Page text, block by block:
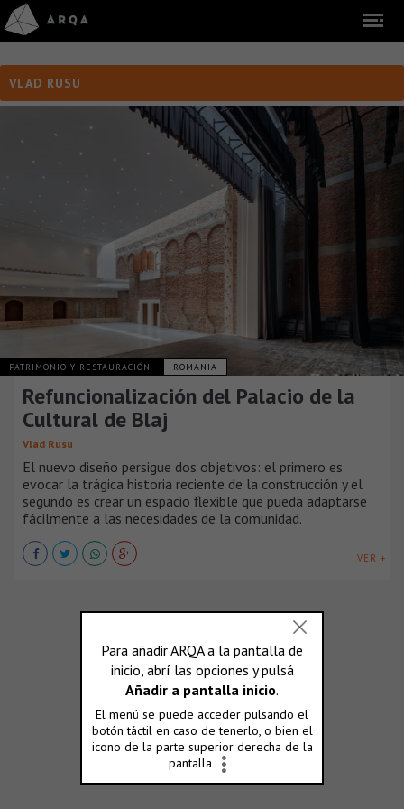
VLAD RUSU
PATRIMONIO Y RESTAURACIÓN ROMANIA
Refuncionalización del Palacio de la
Cultural de Blaj
Vlad Rusu
El nuevo diseño persigue dos objetivos: el primero es
evocar la trágica historia reciente de la construcción y el
segundo es crear un espacio flexible que pueda adaptarse
fácilmente a las necesidades de la comunidad.
VER +